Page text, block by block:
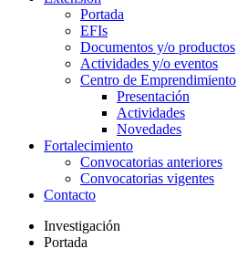
Portada
EFIs
Documentos y/o productos
Actividades y/o eventos
Centro de Emprendimiento
Presentación
Actividades
Novedades
Fortalecimiento
Convocatorias anteriores
Convocatorias vigentes
Contacto
Investigación
Portada